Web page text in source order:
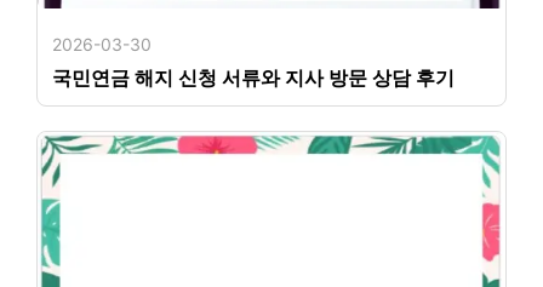
2026-03-30
국민연금 해지 신청 서류와 지사 방문 상담 후기